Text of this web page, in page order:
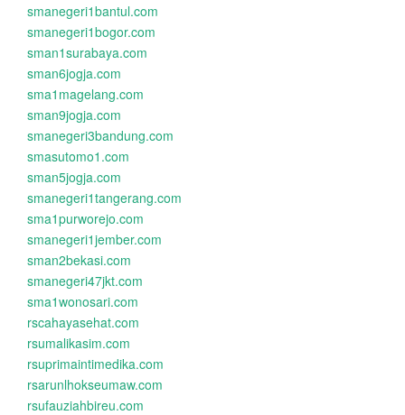
smanegeri1bantul.com
smanegeri1bogor.com
sman1surabaya.com
sman6jogja.com
sma1magelang.com
sman9jogja.com
smanegeri3bandung.com
smasutomo1.com
sman5jogja.com
smanegeri1tangerang.com
sma1purworejo.com
smanegeri1jember.com
sman2bekasi.com
smanegeri47jkt.com
sma1wonosari.com
rscahayasehat.com
rsumalikasim.com
rsuprimaintimedika.com
rsarunlhokseumaw.com
rsufauziahbireu.com